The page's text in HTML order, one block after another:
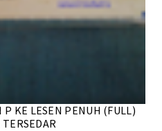
P KE LESEN PENUH (FULL)
TERSEDAR